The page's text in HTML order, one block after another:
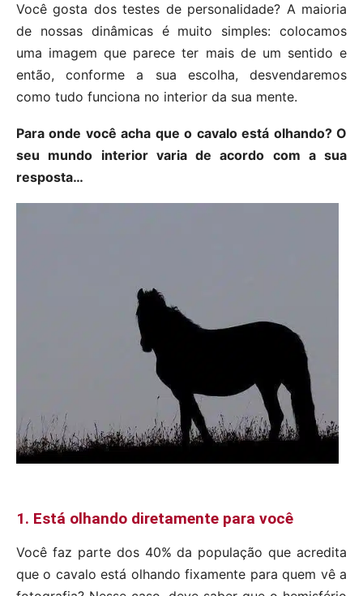
Você gosta dos testes de personalidade? A maioria
de nossas dinâmicas é muito simples: colocamos
uma imagem que parece ter mais de um sentido e
então, conforme a sua escolha, desvendaremos
como tudo funciona no interior da sua mente.
Para onde você acha que o cavalo está olhando? O
seu mundo interior varia de acordo com a sua
resposta…
1. Está olhando diretamente para você
Você faz parte dos 40% da população que acredita
que o cavalo está olhando fixamente para quem vê a